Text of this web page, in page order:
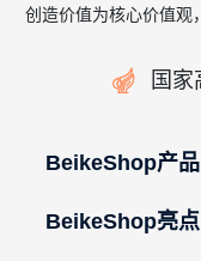
创造价值为核心价值观
 国家
BeikeShop产品
BeikeShop亮点